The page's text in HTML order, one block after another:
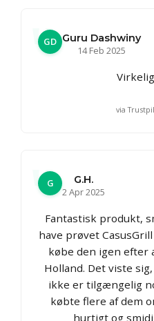
GD Guru Dashwiny
14 Feb 2025
via
G
G.H.
2 Apr 2025
Fantastisk produkt,
have prøvet
købe den igen
Holland. Det viste
ikke er tilgængelig
købte flere af dem
hurtigt og